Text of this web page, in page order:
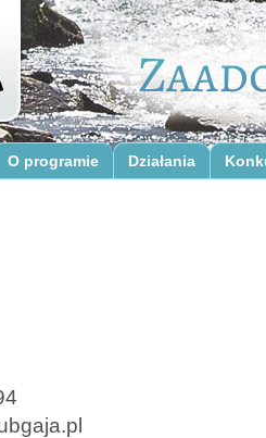
O programie Działania